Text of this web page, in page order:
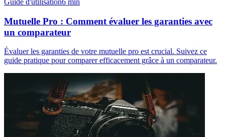
Mutuelle Pro : Comment évaluer les garanties avec
un comparateur
Évaluer les garanties de votre mutuelle pro est crucial. Suivez ce
guide pratique pour comparer efficacement grâce à un comparateur.